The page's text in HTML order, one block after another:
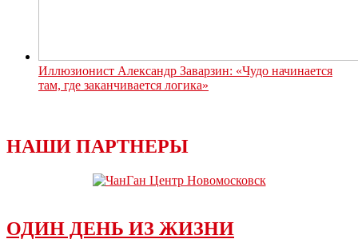
Иллюзионист Александр Заварзин: «Чудо начинается
там, где заканчивается логика»
НАШИ ПАРТНЕРЫ
ОДИН ДЕНЬ ИЗ ЖИЗНИ